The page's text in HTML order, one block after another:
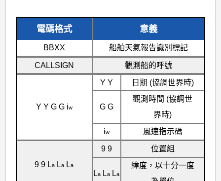
電碼格式 意義
BBXX 船舶天氣報告識別標記
CALLSIGN 觀測船的呼號
Y Y G G iw
Y Y 日期 (協調世界時)
G G
觀測時間 (協調世
界時)
iw 風速指示碼
9 9 La La La
9 9 位置組
La La La
緯度，以十分一度